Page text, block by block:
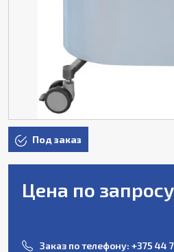
Под заказ
Цена по запросу
Заказ по телефону: +375 44